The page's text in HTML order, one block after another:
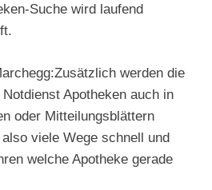
Suche wird laufend
werden die
Apotheken auch in
oder Mitteilungsblättern
viele Wege schnell und
welche Apotheke gerade